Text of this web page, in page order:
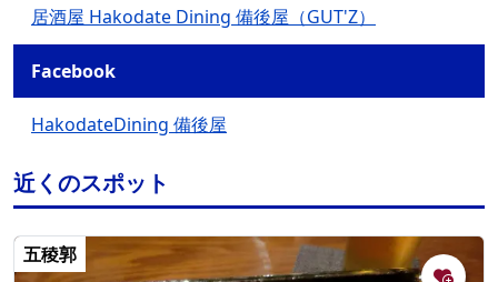
居酒屋 Hakodate Dining 備後屋（GUT'Z）
Facebook
HakodateDining 備後屋
近くのスポット
五稜郭